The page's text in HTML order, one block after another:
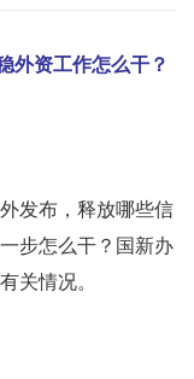
外资工作怎么干？
发布，释放哪些信
步怎么干？国新办
关情况。